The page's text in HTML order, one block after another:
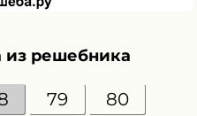
из решебника
79 80